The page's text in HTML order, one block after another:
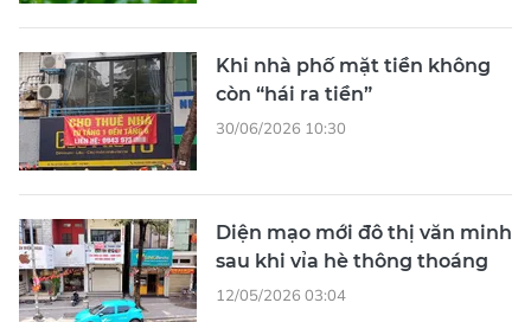
Khi nhà phố mặt tiền không
còn “hái ra tiền”
30/06/2026 10:30
Diện mạo mới đô thị văn minh
sau khi vỉa hè thông thoáng
12/05/2026 03:04